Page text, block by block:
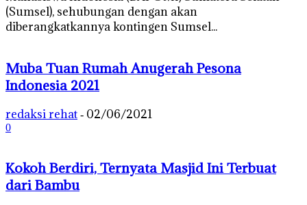
(Sumsel), sehubungan dengan akan
diberangkatkannya kontingen Sumsel...
Muba Tuan Rumah Anugerah Pesona
Indonesia 2021
redaksi rehat - 02/06/2021
0
Kokoh Berdiri, Ternyata Masjid Ini Terbuat
dari Bambu